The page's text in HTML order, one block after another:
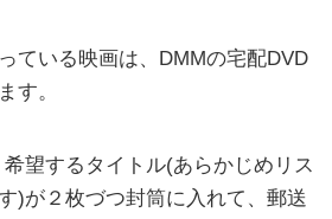
ている映画は、DMMの宅配DVD
す。
望するタイトル(あらかじめリス
)が２枚づつ封筒に入れて、郵送